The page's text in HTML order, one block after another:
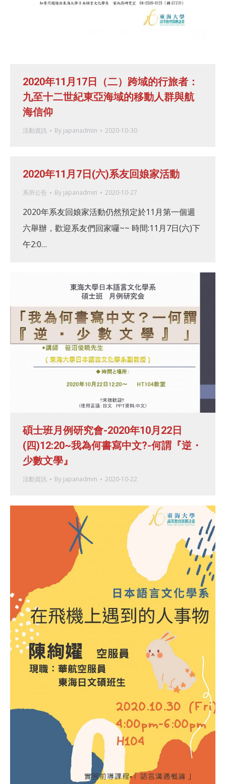
2020年11月17日（二）跨域的行旅者：
九至十二世紀東亞海域的移動人群與航
海信仰
活動資訊 By japanadmin 2020-10-30
2020年11月7日(六)系友回娘家活動
系所公告 By japanadmin 2020-10-27
2020年系友回娘家活動仍然預定於11月第一個週
六舉辦，歡迎系友們回家囉~~ 時間:11月7日(六)下
午2:0…
碩士班月例研究會-2020年10月22日
(四)12:20~我為何書寫中文?-何謂『逆・
少數文學』
活動資訊 By japanadmin 2020-10-22